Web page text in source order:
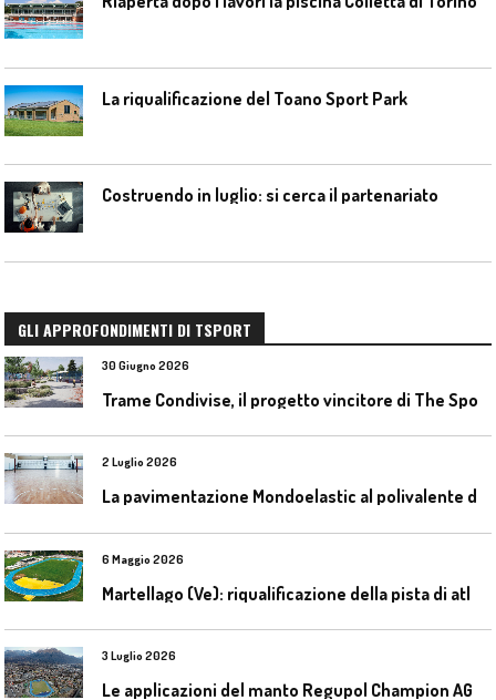
La riqualificazione del Toano Sport Park
Costruendo in luglio: si cerca il partenariato
GLI APPROFONDIMENTI DI TSPORT
30 Giugno 2026
2 Luglio 2026
6 Maggio 2026
3 Luglio 2026